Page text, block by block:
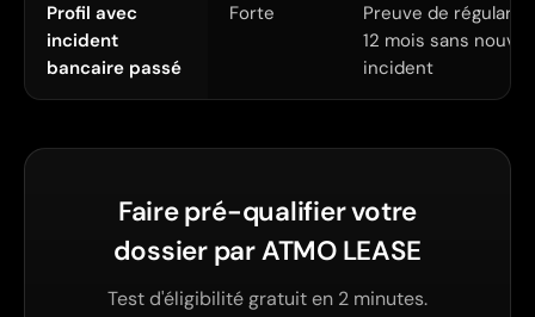
Profil avec
incident
bancaire passé
Forte
Preuve de
12 mois sans nouvel
incident
Faire pré-qualifier votre
dossier par ATMO LEASE
Test d'éligibilité gratuit en 2 minutes.